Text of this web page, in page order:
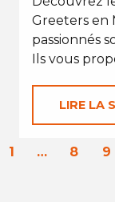
Greeters en
passionnés
Ils vous
LIRE LA
1 … 8 9